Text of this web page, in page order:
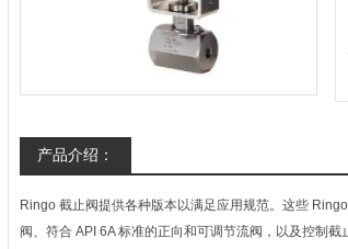
产品介绍：
Ringo 截止阀提供各种版本以满足应用规范。这些
阀、符合 API 6A 标准的正向和可调节流阀，以及控制